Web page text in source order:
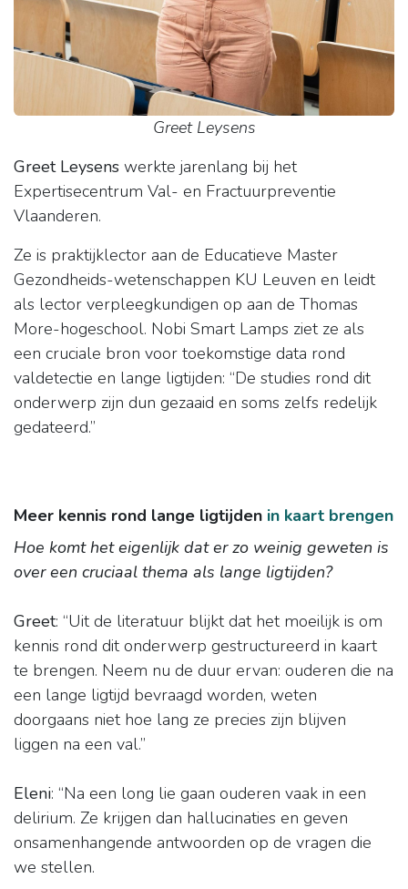
Greet Leysens
Greet Leysens werkte jarenlang bij het
Expertisecentrum Val- en Fractuurpreventie
Vlaanderen.
Ze is praktijklector aan de Educatieve Master
Gezondheids-wetenschappen KU Leuven en leidt
als lector verpleegkundigen op aan de Thomas
More-hogeschool. Nobi Smart Lamps ziet ze als
een cruciale bron voor toekomstige data rond
valdetectie en lange ligtijden: “De studies rond dit
onderwerp zijn dun gezaaid en soms zelfs redelijk
gedateerd.”
Meer kennis rond lange ligtijden in kaart brengen
Hoe komt het eigenlijk dat er zo weinig geweten is
over een cruciaal thema als lange ligtijden?
Greet: “Uit de literatuur blijkt dat het moeilijk is om
kennis rond dit onderwerp gestructureerd in kaart
te brengen. Neem nu de duur ervan: ouderen die na
een lange ligtijd bevraagd worden, weten
doorgaans niet hoe lang ze precies zijn blijven
liggen na een val.”
Eleni: “Na een long lie gaan ouderen vaak in een
delirium. Ze krijgen dan hallucinaties en geven
onsamenhangende antwoorden op de vragen die
we stellen.